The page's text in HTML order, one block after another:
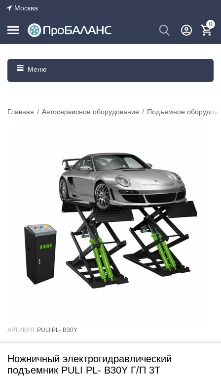
Москва
0
Меню
Главная / Автосервисное оборудование / Подъемное
АРТИКУЛ: PULI PL- B30Y
Ножничный электрогидравлический
подъемник PULI PL- B30Y Г/П 3Т